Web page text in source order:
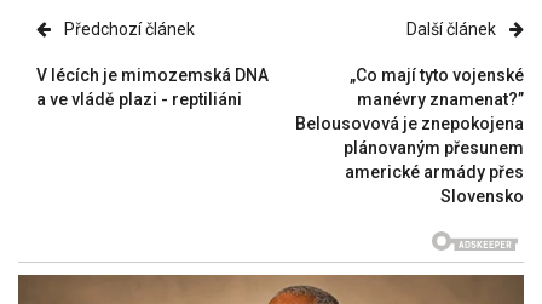
Předchozí článek
V lécích je mimozemská DNA
a ve vládě plazi - reptiliáni
Další článek
„Co mají tyto vojenské
manévry znamenat?”
Belousovová je znepokojena
plánovaným přesunem
americké armády přes
Slovensko